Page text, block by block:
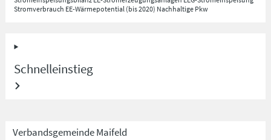
Stromverbrauch EE-Wärmepotential (bis 2020) Nachhaltige Pkw
Schnelleinstieg
Verbandsgemeinde Maifeld